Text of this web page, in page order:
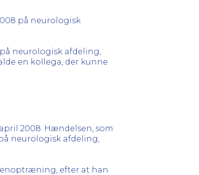
på neurologisk
neurologisk afdeling,
en kollega, der kunne
2008. Hændelsen, som
neurologisk afdeling,
efter at han